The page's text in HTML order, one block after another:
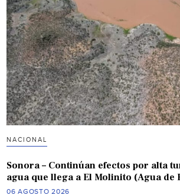
NACIONAL
Sonora – Continúan efectos por alta
agua que llega a El Molinito (Agua
06 AGOSTO 2026